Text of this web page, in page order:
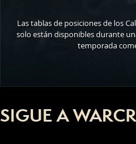
Las tablas de posiciones de los
solo están disponibles durante
temporada
SIGUE A